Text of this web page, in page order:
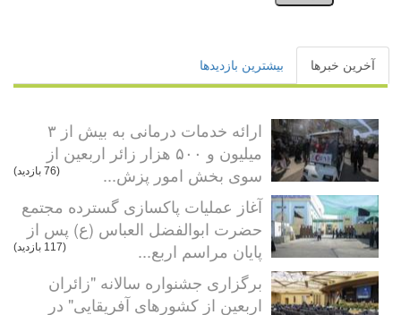
آخرین خبرها بیشترین بازدیدها
ارائه خدمات درمانی به بیش از ۳
میلیون و ۵۰۰ هزار زائر اربعین از
سوی بخش امور پزش...
(76 بازدید)
آغاز عملیات پاکسازی گسترده مجتمع
حضرت ابوالفضل العباس (ع) پس از
پایان مراسم اربع...
(117 بازدید)
برگزاری جشنواره سالانه "زائران
اربعین از کشورهای آفریقایی" در